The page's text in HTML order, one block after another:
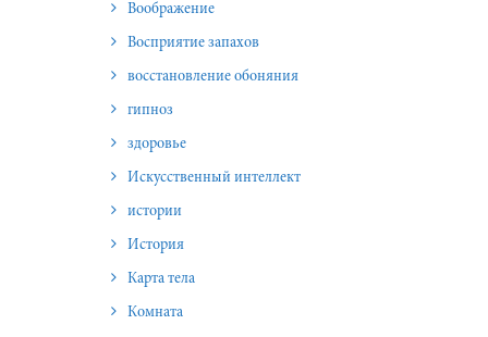
Воображение
Восприятие запахов
восстановление обоняния
гипноз
здоровье
Искусственный интеллект
истории
История
Карта тела
Комната